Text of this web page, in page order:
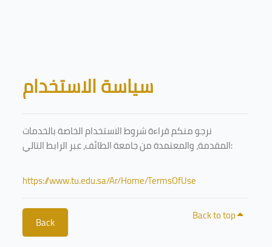
Blocks
سياسة الاستخدام
نرجو منكم قراءة شروط الاستخدام الخاصة بالخدمات
المقدمة، والمعتمدة من جامعة الطائف، عبر الرابط التالي:
https://www.tu.edu.sa/Ar/Home/TermsOfUse
Back Back to top